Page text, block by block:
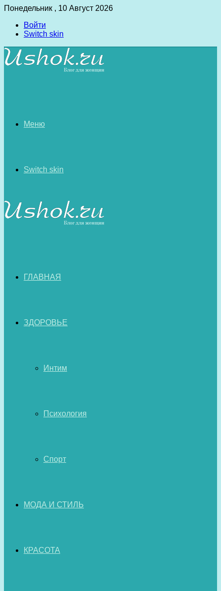
Понедельник , 10 Август 2026
Войти
Switch skin
Меню
Switch skin
ГЛАВНАЯ
ЗДОРОВЬЕ
Интим
Психология
Спорт
МОДА И СТИЛЬ
КРАСОТА